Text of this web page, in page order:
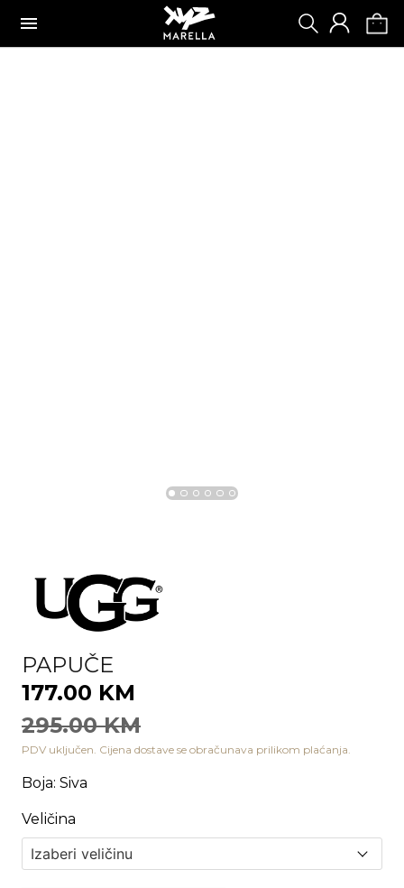
PAPUČE
177.00 KM
295.00 KM
PDV uključen. Cijena dostave se obračunava prilikom plaćanja.
Boja: Siva
Veličina